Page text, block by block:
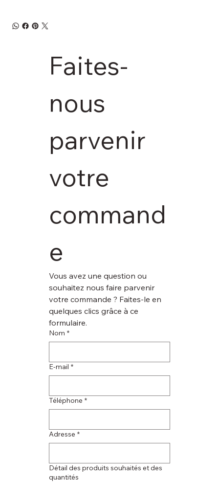
Faites-
nous
parvenir
votre
command
e
Vous avez une question ou
souhaitez nous faire parvenir
votre commande ? Faites-le en
quelques clics grâce à ce
formulaire.
Nom *
E‑mail *
Téléphone *
Adresse *
Détail des produits souhaités et des
quantités